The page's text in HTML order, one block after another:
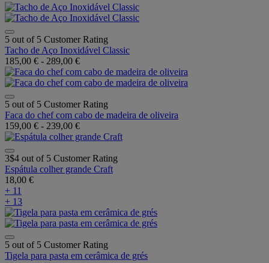
5 out of 5 Customer Rating
Tacho de Aço Inoxidável Classic
185,00 € - 289,00 €
5 out of 5 Customer Rating
Faca do chef com cabo de madeira de oliveira
159,00 € - 239,00 €
3$4 out of 5 Customer Rating
Espátula colher grande Craft
18,00 €
+ 11
+ 13
5 out of 5 Customer Rating
Tigela para pasta em cerâmica de grés